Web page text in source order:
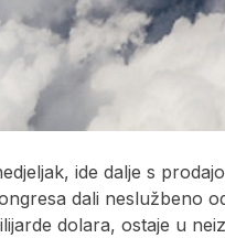
ide dalje s
dali neslužbeno
dolara, ostaje u